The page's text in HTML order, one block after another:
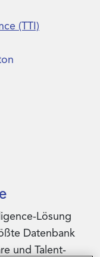
Lösung
Datenbank
und Talent-